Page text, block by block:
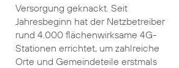
Versorgung geknackt. Seit
Jahresbeginn hat der Netzbetreiber
rund 4.000 flächenwirksame 4G-
Stationen errichtet, um zahlreiche
Orte und Gemeindeteile erstmals